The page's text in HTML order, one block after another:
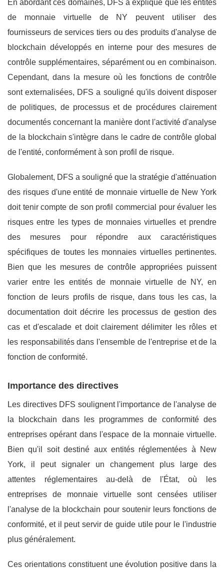
En abordant ces domaines, DFS a expliqué que les entités
de monnaie virtuelle de NY peuvent utiliser des
fournisseurs de services tiers ou des produits d'analyse de
blockchain développés en interne pour des mesures de
contrôle supplémentaires, séparément ou en combinaison.
Cependant, dans la mesure où les fonctions de contrôle
sont externalisées, DFS a souligné qu'ils doivent disposer
de politiques, de processus et de procédures clairement
documentés concernant la manière dont l'activité d'analyse
de la blockchain s'intègre dans le cadre de contrôle global
de l'entité, conformément à son profil de risque.
Globalement, DFS a souligné que la stratégie d'atténuation
des risques d'une entité de monnaie virtuelle de New York
doit tenir compte de son profil commercial pour évaluer les
risques entre les types de monnaies virtuelles et prendre
des mesures pour répondre aux caractéristiques
spécifiques de toutes les monnaies virtuelles pertinentes.
Bien que les mesures de contrôle appropriées puissent
varier entre les entités de monnaie virtuelle de NY, en
fonction de leurs profils de risque, dans tous les cas, la
documentation doit décrire les processus de gestion des
cas et d'escalade et doit clairement délimiter les rôles et
les responsabilités dans l'ensemble de l'entreprise et de la
fonction de conformité.
Importance des directives
Les directives DFS soulignent l'importance de l'analyse de
la blockchain dans les programmes de conformité des
entreprises opérant dans l'espace de la monnaie virtuelle.
Bien qu'il soit destiné aux entités réglementées à New
York, il peut signaler un changement plus large des
attentes réglementaires au-delà de l'État, où les
entreprises de monnaie virtuelle sont censées utiliser
l'analyse de la blockchain pour soutenir leurs fonctions de
conformité, et il peut servir de guide utile pour le l'industrie
plus généralement.
Ces orientations constituent une évolution positive dans la